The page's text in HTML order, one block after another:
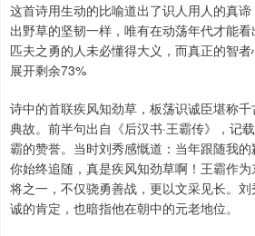
这首诗用生动的比喻道出了识人用人的真
出野草的坚韧一样，唯有在动荡年代才能
匹夫之勇的人未必懂得大义，而真正的智者
展开剩余73%
诗中的首联疾风知劲草，板荡识诚臣堪称
典故。前半句出自《后汉书·王霸传》，记
霸的赞誉。当时刘秀感慨道：当年跟随我
你始终追随，真是疾风知劲草啊！王霸作
将之一，不仅骁勇善战，更以文采见长。
诚的肯定，也暗指他在朝中的元老地位。